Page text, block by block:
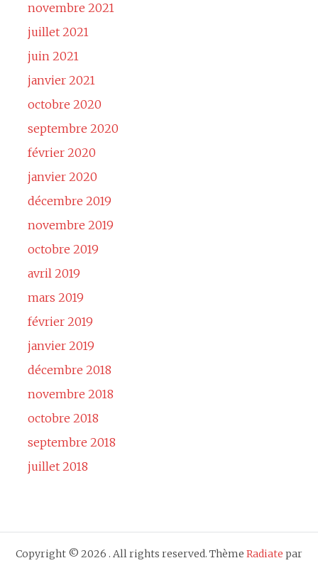
novembre 2021
juillet 2021
juin 2021
janvier 2021
octobre 2020
septembre 2020
février 2020
janvier 2020
décembre 2019
novembre 2019
octobre 2019
avril 2019
mars 2019
février 2019
janvier 2019
décembre 2018
novembre 2018
octobre 2018
septembre 2018
juillet 2018
Copyright © 2026 . All rights reserved. Thème Radiate par